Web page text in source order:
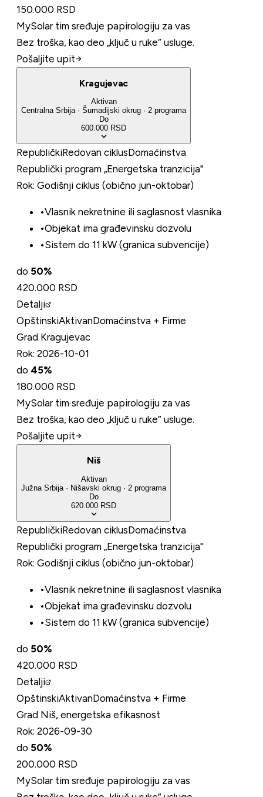
150.000 RSD
MySolar tim sređuje papirologiju za vas
Bez troška, kao deo „ključ u ruke” usluge.
Pošaljite upit
Kragujevac
Aktivan
Centralna Srbija· Šumadijski okrug · 2 programa
Do
600.000 RSD
RepubličkiRedovan ciklusDomaćinstva
Republički program „Energetska tranzicija"
Rok: Godišnji ciklus (obično jun-oktobar)
•Vlasnik nekretnine ili saglasnost vlasnika
•Objekat ima građevinsku dozvolu
•Sistem do 11 kW (granica subvencije)
do 50%
420.000 RSD
Detalji
OpštinskiAktivanDomaćinstva + Firme
Grad Kragujevac
Rok: 2026-10-01
do 45%
180.000 RSD
MySolar tim sređuje papirologiju za vas
Bez troška, kao deo „ključ u ruke” usluge.
Pošaljite upit
Niš
Aktivan
Južna Srbija · Nišavski okrug · 2 programa
Do
620.000 RSD
RepubličkiRedovan ciklusDomaćinstva
Republički program „Energetska tranzicija"
Rok: Godišnji ciklus (obično jun-oktobar)
•Vlasnik nekretnine ili saglasnost vlasnika
•Objekat ima građevinsku dozvolu
•Sistem do 11 kW (granica subvencije)
do 50%
420.000 RSD
Detalji
OpštinskiAktivanDomaćinstva + Firme
Grad Niš, energetska efikasnost
Rok: 2026-09-30
do 50%
200.000 RSD
MySolar tim sređuje papirologiju za vas